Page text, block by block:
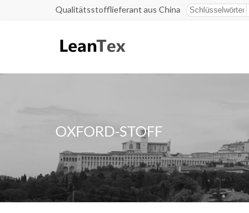
Qualitätsstofflieferant aus China
OXFORD-STOFF